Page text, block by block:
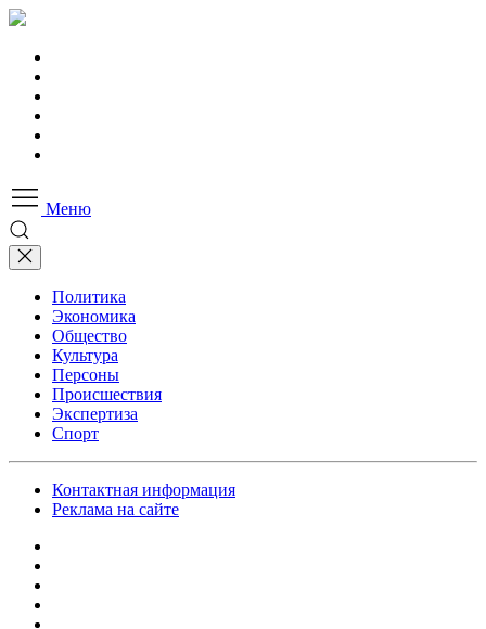
Меню
Политика
Экономика
Общество
Культура
Персоны
Происшествия
Экспертиза
Спорт
Контактная информация
Реклама на сайте